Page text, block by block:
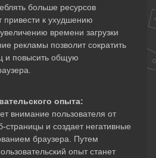
больше ресурсов
привести к ухудшению
времени загрузки
рекламы позволит сократить
и повысить общую
опыта:
внимание пользователя от
страницы и создает негативные
браузера. Путем
опыт станет